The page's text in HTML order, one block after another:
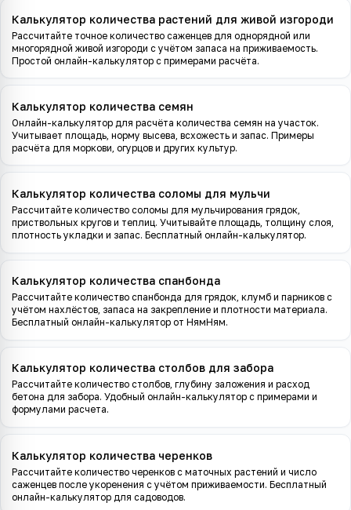
Калькулятор количества растений для живой изгороди
Рассчитайте точное количество саженцев для однорядной или
многорядной живой изгороди с учётом запаса на приживаемость.
Простой онлайн-калькулятор с примерами расчёта.
Калькулятор количества семян
Онлайн-калькулятор для расчёта количества семян на участок.
Учитывает площадь, норму высева, всхожесть и запас. Примеры
расчёта для моркови, огурцов и других культур.
Калькулятор количества соломы для мульчи
Рассчитайте количество соломы для мульчирования грядок,
приствольных кругов и теплиц. Учитывайте площадь, толщину слоя,
плотность укладки и запас. Бесплатный онлайн-калькулятор.
Калькулятор количества спанбонда
Рассчитайте количество спанбонда для грядок, клумб и парников с
учётом нахлёстов, запаса на закрепление и плотности материала.
Бесплатный онлайн-калькулятор от НямНям.
Калькулятор количества столбов для забора
Рассчитайте количество столбов, глубину заложения и расход
бетона для забора. Удобный онлайн-калькулятор с примерами и
формулами расчета.
Калькулятор количества черенков
Рассчитайте количество черенков с маточных растений и число
саженцев после укоренения с учётом приживаемости. Бесплатный
онлайн-калькулятор для садоводов.